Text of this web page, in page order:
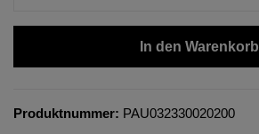
In den Warenkorb
Produktnummer: PAU032330020200